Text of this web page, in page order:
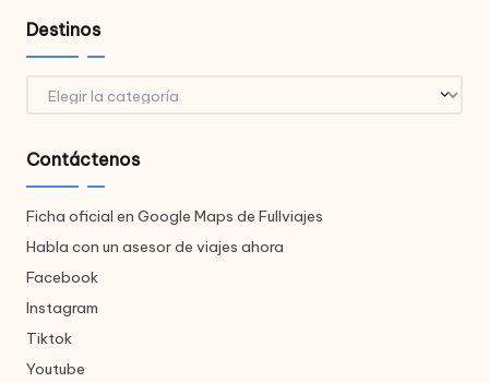
Destinos
Destinos
Contáctenos
Ficha oficial en Google Maps de Fullviajes
Habla con un asesor de viajes ahora
Facebook
Instagram
Tiktok
Youtube